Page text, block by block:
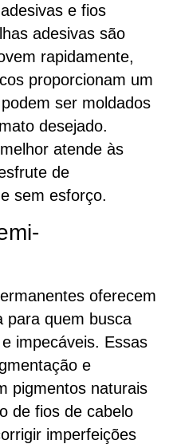
e fios
adesivas são
rapidamente,
proporcionam um
ser moldados
desejado.
atende às
de
sem esforço.
oferecem
para quem busca
impecáveis. Essas
e
pigmentos naturais
de fios de cabelo
imperfeições